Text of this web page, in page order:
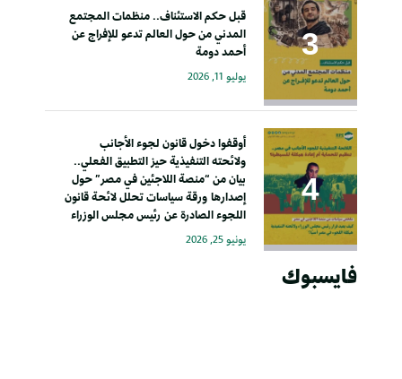
قبل حكم الاستئناف.. منظمات المجتمع
المدني من حول العالم تدعو للإفراج عن
أحمد دومة
يوليو 11, 2026
أوقفوا دخول قانون لجوء الأجانب
ولائحته التنفيذية حيز التطبيق الفعلي..
بيان من “منصة اللاجئين في مصر” حول
إصدارها ورقة سياسات تحلل لائحة قانون
اللجوء الصادرة عن رئيس مجلس الوزراء
يونيو 25, 2026
فايسبوك